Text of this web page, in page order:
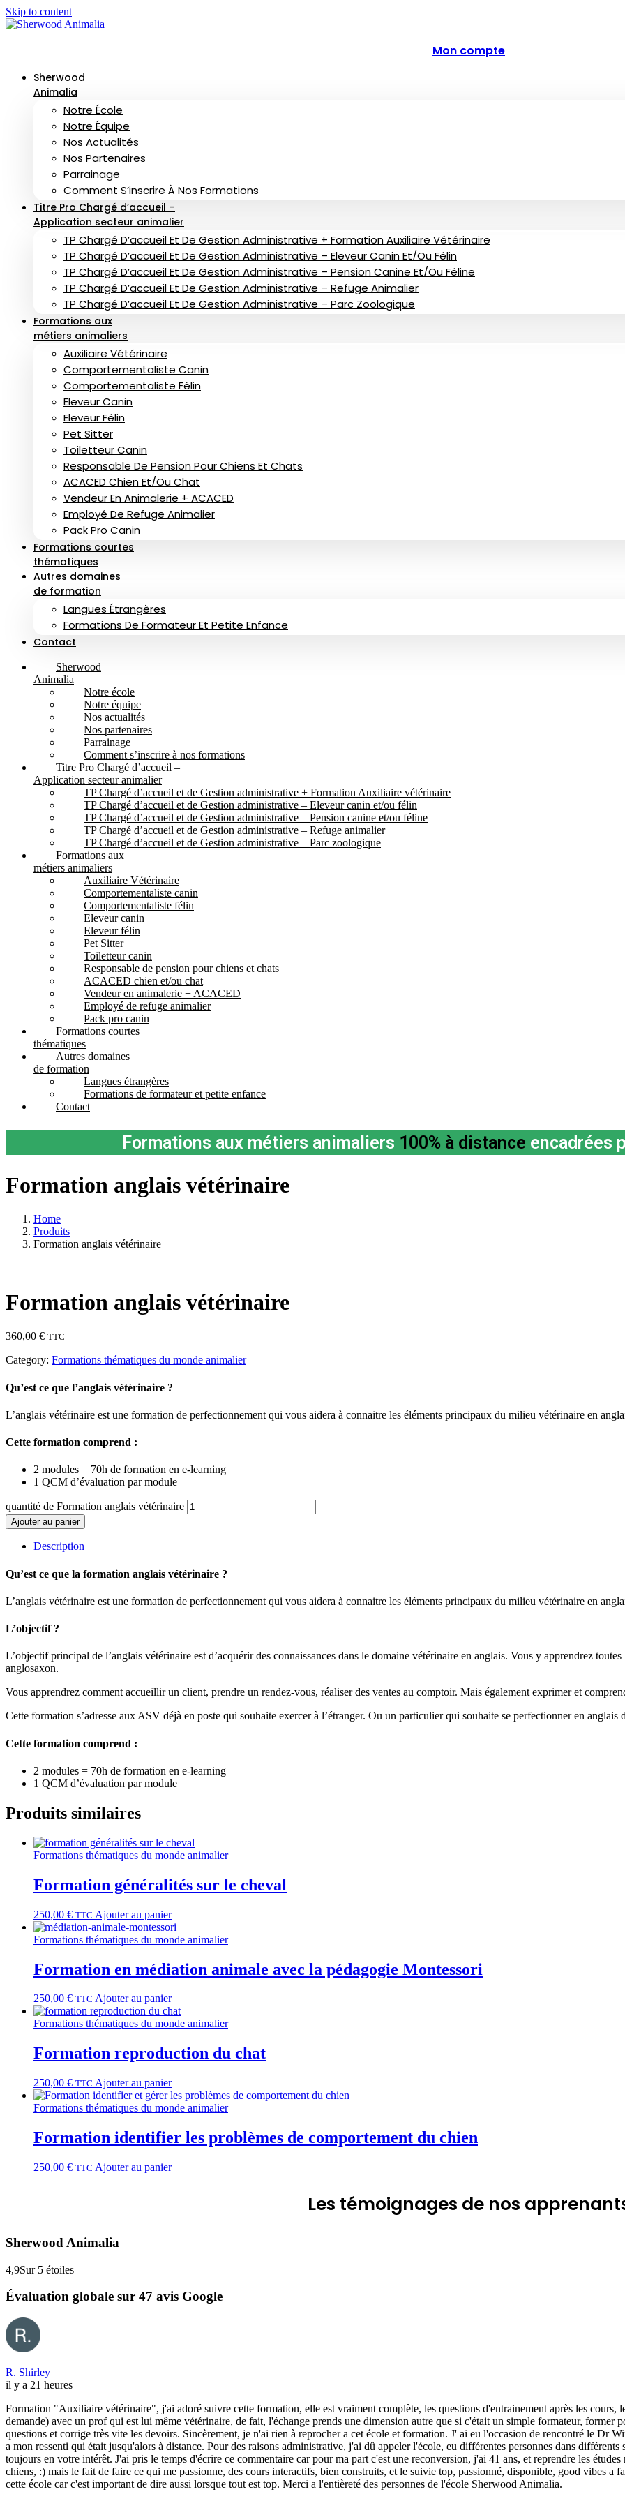
Skip to content
Mon compte
Sherwood
Animalia
Notre École
Notre Équipe
Nos Actualités
Nos Partenaires
Parrainage
Comment S’inscrire À Nos Formations
Titre Pro Chargé d’accueil –
Application secteur animalier
TP Chargé D’accueil Et De Gestion Administrative + Formation Auxiliaire Vétérinaire
TP Chargé D’accueil Et De Gestion Administrative – Eleveur Canin Et/ou Félin
TP Chargé D’accueil Et De Gestion Administrative – Pension Canine Et/ou Féline
TP Chargé D’accueil Et De Gestion Administrative – Refuge Animalier
TP Chargé D’accueil Et De Gestion Administrative – Parc Zoologique
Formations aux
métiers animaliers
Auxiliaire Vétérinaire
Comportementaliste Canin
Comportementaliste Félin
Eleveur Canin
Eleveur Félin
Pet Sitter
Toiletteur Canin
Responsable De Pension Pour Chiens Et Chats
ACACED Chien Et/ou Chat
Vendeur En Animalerie + ACACED
Employé De Refuge Animalier
Pack Pro Canin
Formations courtes
thématiques
Autres domaines
de formation
Langues Étrangères
Formations De Formateur Et Petite Enfance
Contact
Sherwood
Animalia
Notre école
Notre équipe
Nos actualités
Nos partenaires
Parrainage
Comment s’inscrire à nos formations
Titre Pro Chargé d’accueil –
Application secteur animalier
TP Chargé d’accueil et de Gestion administrative + Formation Auxiliaire vétérinaire
TP Chargé d’accueil et de Gestion administrative – Eleveur canin et/ou félin
TP Chargé d’accueil et de Gestion administrative – Pension canine et/ou féline
TP Chargé d’accueil et de Gestion administrative – Refuge animalier
TP Chargé d’accueil et de Gestion administrative – Parc zoologique
Formations aux
métiers animaliers
Auxiliaire Vétérinaire
Comportementaliste canin
Comportementaliste félin
Eleveur canin
Eleveur félin
Pet Sitter
Toiletteur canin
Responsable de pension pour chiens et chats
ACACED chien et/ou chat
Vendeur en animalerie + ACACED
Employé de refuge animalier
Pack pro canin
Formations courtes
thématiques
Autres domaines
de formation
Langues étrangères
Formations de formateur et petite enfance
Contact
Formations aux métiers animaliers 100% à distance encadrées
Formation anglais vétérinaire
Home
Produits
Formation anglais vétérinaire
Formation anglais vétérinaire
360,00 € TTC
Category: Formations thématiques du monde animalier
Qu’est ce que l’anglais vétérinaire ?
L’anglais vétérinaire est une formation de perfectionnement qui vous aidera à connaitre les éléments principaux du milieu vétérinaire en
Cette formation comprend :
2 modules = 70h de formation en e-learning
1 QCM d’évaluation par module
quantité de Formation anglais vétérinaire
Ajouter au panier
Description
Qu’est ce que la formation anglais vétérinaire ?
L’anglais vétérinaire est une formation de perfectionnement qui vous aidera à connaitre les éléments principaux du milieu vétérinaire en
L’objectif ?
L’objectif principal de l’anglais vétérinaire est d’acquérir des connaissances dans le domaine vétérinaire en anglais. Vous y apprendrez
anglosaxon.
Vous apprendrez comment accueillir un client, prendre un rendez-vous, réaliser des ventes au comptoir. Mais également exprimer et
Cette formation s’adresse aux ASV déjà en poste qui souhaite exercer à l’étranger. Ou un particulier qui souhaite se perfectionner en anglais
Cette formation comprend :
2 modules = 70h de formation en e-learning
1 QCM d’évaluation par module
Produits similaires
Formations thématiques du monde animalier
Formation généralités sur le cheval
250,00 € TTC Ajouter au panier
Formations thématiques du monde animalier
Formation en médiation animale avec la pédagogie Montessori
250,00 € TTC Ajouter au panier
Formations thématiques du monde animalier
Formation reproduction du chat
250,00 € TTC Ajouter au panier
Formations thématiques du monde animalier
Formation identifier les problèmes de comportement du chien
250,00 € TTC Ajouter au panier
Les témoignages de nos
Sherwood Animalia
4,9Sur 5 étoiles
Évaluation globale sur 47 avis Google
R. Shirley
il y a 21 heures
Formation "Auxiliaire vétérinaire", j'ai adoré suivre cette formation, elle est vraiment complète, les questions d'entrainement après les cours,
demande) avec un prof qui est lui même vétérinaire, de fait, l'échange prends une dimension autre que si c'était un simple formateur, former
questions et corrige très vite les devoirs. Sincèrement, je n'ai rien à reprocher a cet école et formation. J' ai eu l'occasion de rencontré le Dr
a mon ressenti qui était jusqu'alors à distance. Pour des raisons administrative, j'ai dû appeler l'école, eu différentes personnes dans
toujours en votre intérêt. J'ai pris le temps d'écrire ce commentaire car pour ma part c'est une reconversion, j'ai 41 ans, et reprendre les
chiens, :) mais le fait de faire ce qui me passionne, des cours interactifs, bien construits, et le suivie top, passionné, disponible, good vibes a
cette école car c'est important de dire aussi lorsque tout est top. Merci a l'entièreté des personnes de l'école Sherwood Animalia.